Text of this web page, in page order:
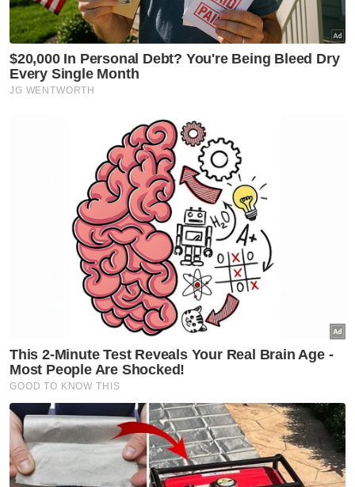
Mohd Firuz turut meluahkan rasa kesal
terhadap kejadian itu dan memohon pihak
sekolah supaya mengetatkan tahap
keselamatan agar kejadian sama tidak
Beliau turut difahamkan suspek adalah rakan
sekelas anaknya ketika Tingkatan Dua dan
kini sedang dicutikan bagi menjalani rawatan
kesihatan.
"Saya rasa anak saya mungkin bukan sasaran
asal suspek, mungkin dia nak sasar orang lain
tapi mungkin dia yang paling dekat dan tak
sempat nak lari. Jadi, dia yang kena," katanya.